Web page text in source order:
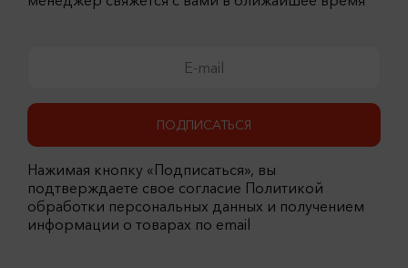
ПОДПИСАТЬСЯ
Нажимая кнопку «Подписаться», вы
подтверждаете свое согласие Политикой
обработки персональных данных и получением
информации о товарах по email